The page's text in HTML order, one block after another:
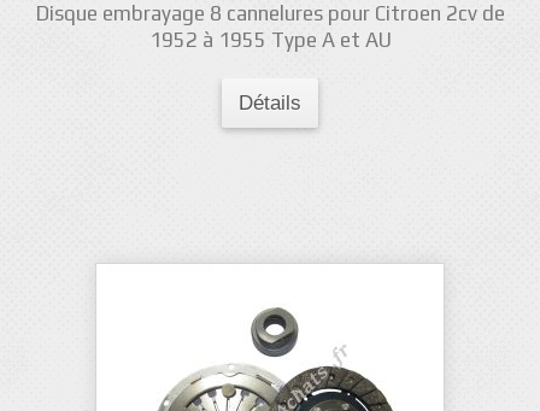
Disque embrayage 8 cannelures pour Citroen 2cv de
1952 à 1955 Type A et AU
Détails